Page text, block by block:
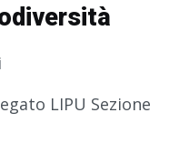
LIPU Sezione